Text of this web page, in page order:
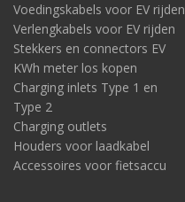
Voedingskabels voor EV rijden
Verlengkabels voor EV rijden
Stekkers en connectors EV
KWh meter los kopen
Charging inlets Type 1 en
Type 2
Charging outlets
Houders voor laadkabel
Accessoires voor fietsaccu